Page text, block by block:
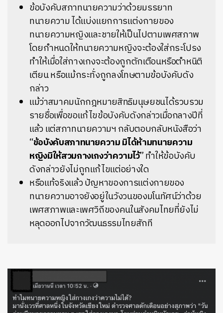
ข้อบังคับสภาทนายความว่าด้วยมรรยาท
ทนายความ ได้แบ่งแยกการแต่งกายของ
ทนายความหญิงและชายให้เป็นไปตามเพศสภาพ
โดยกำหนดให้ทนายความหญิงจะต้องใส่กระโปรง
ทำให้เมื่อใส่กางเกงจะต้องถูกตักเตือนหรือตำหนิติ
เตียน หรือแม้กระทั่งถูกลงโทษตามข้อบังคับดัง
กล่าว
แม้ว่าสมาคมนักกฎหมายสิทธิมนุษยชนได้รวบรวม
รายชื่อเพื่อขอแก้ไขข้อบังคับดังกล่าวเมื่อกลางปีที่
แล้ว แต่สภาทนายความฯ กลับตอบกลับหนังสือว่า
“ข้อบังคับสภาทนายความ มิได้ห้ามทนายความ
หญิงมิให้สวมกางเกงว่าความไว้” ทำให้ข้อบังคับ
ดังกล่าวยังไม่ถูกแก้ไขแต่อย่างใด
หรือแท้จริงแล้ว ปัญหาของการแต่งกายของ
ทนายความอาจยังอยู่ในวังวนของมโนทัศน์ว่าด้วย
เพศสภาพและเพศวิถีของคนในสังคมไทยที่ยังไม่
หลุดออกไปจากวัฒนธรรมไทยสักที